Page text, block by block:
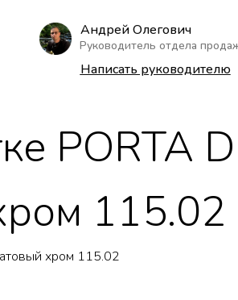
Андрей Олегович
Руководитель отдела
Написать руководителю
PORTA
115.02
хром 115.02